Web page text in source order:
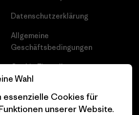
Datenschutzerklärung
Allgemeine
Geschäftsbedingungen
Cookie Einstellungen
Pressekontakt
Wahl
essenzielle Cookies für
unserer Website.